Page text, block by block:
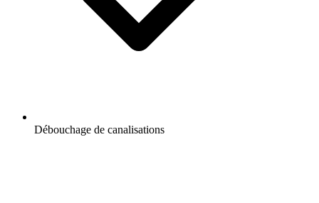
Débouchage de canalisations